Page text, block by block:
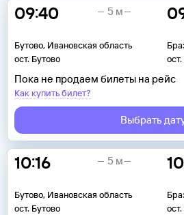
09:40
Бутово, Ивановская область
ост. Бутово
5 м
Пока не продаем билеты на рейс
Как купить билет?
Выбрать
10:16
Бутово, Ивановская область
ост. Бутово
5 м